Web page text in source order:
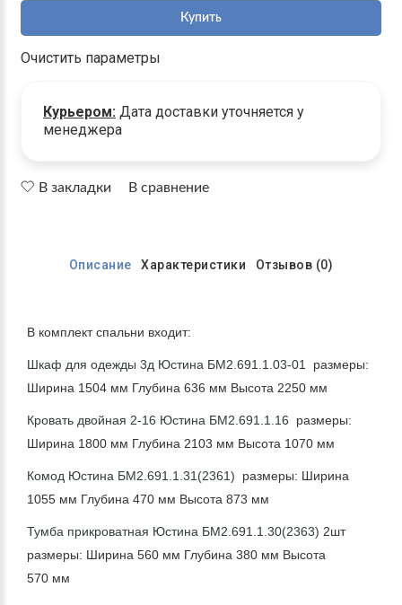
Купить
Очистить параметры
Курьером: Дата доставки уточняется у
менеджера
В закладки В сравнение
Описание Характеристики Отзывов (0)
В комплект спальни входит:
Шкаф для одежды 3д Юстина БМ2.691.1.03-01
размеры:
Ширина 1504 мм Глубина 636 мм Высота 2250 мм
Кровать двойная 2-16 Юстина БМ2.691.1.16 размеры:
Ширина 1800 мм Глубина 2103 мм Высота 1070 мм
Комод Юстина БМ2.691.1.31(2361) размеры: Ширина
1055 мм Глубина 470 мм Высота 873 мм
Тумба прикроватная Юстина БМ2.691.1.30(2363) 2шт
размеры: Ширина 560 мм Глубина 380 мм Высота
570 мм